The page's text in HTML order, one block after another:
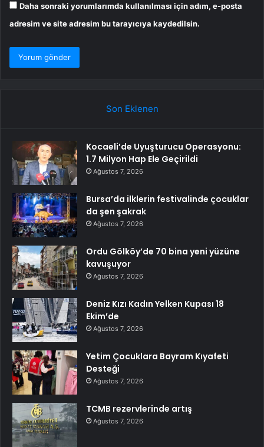
Daha sonraki yorumlarımda kullanılması için adım, e-posta
adresim ve site adresim bu tarayıcıya kaydedilsin.
Son Eklenen
Kocaeli’de Uyuşturucu Operasyonu:
1.7 Milyon Hap Ele Geçirildi
Ağustos 7, 2026
Bursa’da ilklerin festivalinde çocuklar
da şen şakrak
Ağustos 7, 2026
Ordu Gölköy’de 70 bina yeni yüzüne
kavuşuyor
Ağustos 7, 2026
Deniz Kızı Kadın Yelken Kupası 18
Ekim’de
Ağustos 7, 2026
Yetim Çocuklara Bayram Kıyafeti
Desteği
Ağustos 7, 2026
TCMB rezervlerinde artış
Ağustos 7, 2026